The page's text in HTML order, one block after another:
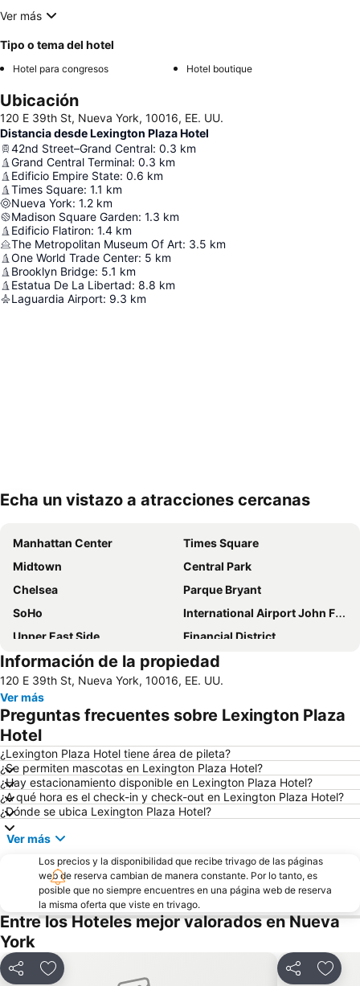
Ver más
Tipo o tema del hotel
Hotel para congresos Hotel boutique
Ubicación
120 E 39th St, Nueva York, 10016, EE. UU.
Distancia desde Lexington Plaza Hotel
42nd Street–Grand Central: 0.3 km
Grand Central Terminal: 0.3 km
Edificio Empire State: 0.6 km
Times Square: 1.1 km
Nueva York: 1.2 km
Madison Square Garden: 1.3 km
Edificio Flatiron: 1.4 km
The Metropolitan Museum Of Art: 3.5 km
One World Trade Center: 5 km
Brooklyn Bridge: 5.1 km
Estatua De La Libertad: 8.8 km
Laguardia Airport: 9.3 km
Echa un vistazo a atracciones cercanas
Manhattan Center
Times Square
Midtown
Central Park
Chelsea
Parque Bryant
SoHo
International Airport John F. Kennedy
Upper East Side
Financial District
Lower Manhattan
Long Island City
Lower East Side
Harlem
Madison Square Garden
Astoria
Battery Park City
Grand Central Terminal
Empire State Building
34th St Penn Station Metro Station
Fifth Avenue
Upper West Side
Fort Greene
Fort Greene Park
Richmond Hill
Aeropuerto Internacional Libertad de Newark
50th St Metro Station
47th Street Theatre
3rd Ave Metro Station
Javits Center
Central Park SummerStage
Manhattan Cruise Terminal
Bowery
Tribeca
Aeropuerto LaGuardia
Información de la propiedad
120 E 39th St, Nueva York, 10016, EE. UU.
Ver más
Preguntas frecuentes sobre Lexington Plaza
Hotel
¿Lexington Plaza Hotel tiene área de pileta?
¿Se permiten mascotas en Lexington Plaza Hotel?
¿Hay estacionamiento disponible en Lexington Plaza Hotel?
¿A qué hora es el check-in y check-out en Lexington Plaza Hotel?
¿Dónde se ubica Lexington Plaza Hotel?
Ver más
Los precios y la disponibilidad que recibe trivago de las páginas
web de reserva cambian de manera constante. Por lo tanto, es
posible que no siempre encuentres en una página web de reserva
la misma oferta que viste en trivago.
Entre los Hoteles mejor valorados en Nueva
York
CompartirAñadir a favoritos Compartir